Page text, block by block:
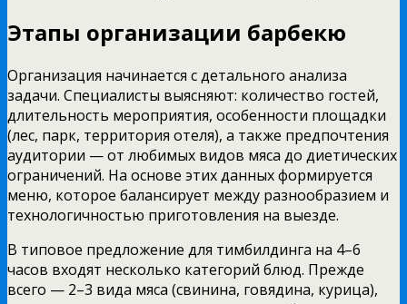
Этапы организации барбекю
Организация начинается с детального анализа
задачи. Специалисты выясняют: количество гостей,
длительность мероприятия, особенности площадки
(лес, парк, территория отеля), а также предпочтения
аудитории — от любимых видов мяса до диетических
ограничений. На основе этих данных формируется
меню, которое балансирует между разнообразием и
технологичностью приготовления на выезде.
В типовое предложение для тимбилдинга на 4–6
часов входят несколько категорий блюд. Прежде
всего — 2–3 вида мяса (свинина, говядина, курица),